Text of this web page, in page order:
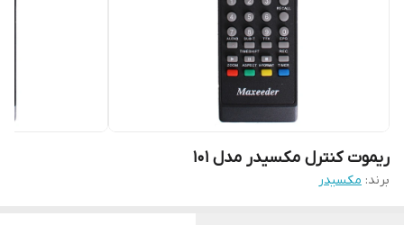
ریموت کنترل مکسیدر مدل 101
برند: مکسیدر